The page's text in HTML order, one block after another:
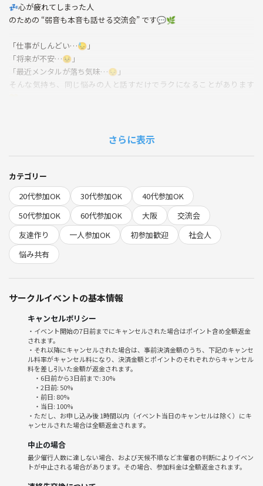
💤心が疲れてしまった人
のための “弱音も本音も話せる交流会” です💬🌿
「仕事がしんどい…😓」
「将来が不安…😣」
「最近メンタルが落ち気味…😔」
そんな気持ち、同じ悩みの人と話すだけでラクになることがあります
━━━━━━━━━━━━━━
🎀✨【ヤミトモが人気の理由】✨🎀
━━━━━━━━━━━━━━
💡 Point1｜話題に困らない！
プロフィールカードがあるから、
初対面でも自然に話が始まるよ😳👉😄
💡 Point2｜仲良くなったら連絡先OK！
会の最後に「連絡先交換用」の時間を設けています📱💞
交換が苦手な方は、そのまま退室しても大丈夫です👌
💡 Point3｜一人参加・初参加が7割！
私服で気軽に参加OK🙆‍♀️✨
緊張しなくて大丈夫！
━━━━━━━━━━━━━━
📌イベント概要
━━━━━━━━━━━━━━
最大30名（最少2名）
※男女の出会い目的ではありません。比率調整なし⚖️
さらに表示
カテゴリー
20代参加OK
30代参加OK
40代参加OK
50代参加OK
60代参加OK 大阪
交流会
友達作り
一人参加OK 初参加歓迎
社会人
悩み共有
サークルイベントの基本情報
キャンセルポリシー
・イベント開始の7日前までにキャンセルされた場合はポイント含め全額返金
されます。
・それ以降にキャンセルされた場合は、事前決済金額のうち、下記のキャンセ
ル料率がキャンセル料になり、決済金額とポイントのそれぞれからキャンセル
料を差し引いた金額が返金されます。
・6日前から3日前まで: 30%
・2日前: 50%
・前日: 80%
・当日: 100%
・ただし、お申し込み後 1時間以内（イベント当日のキャンセルは除く）にキ
ャンセルされた場合は全額返金されます。
中止の場合
最少催行人数に達しない場合、および天候不順など主催者の判断によりイベン
トが中止される場合があります。その場合、参加料金は全額返金されます。